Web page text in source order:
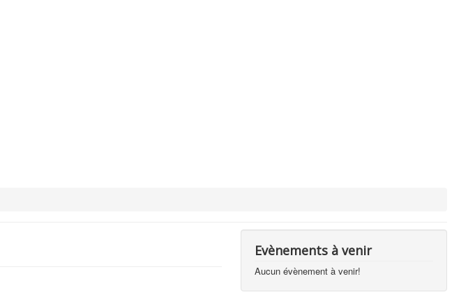
Evènements à venir
Aucun évènement à venir!